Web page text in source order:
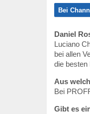
Bei
Daniel
Luciano
bei allen
die besten
Aus
Bei
Gibt es